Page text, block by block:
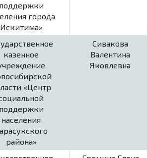
поддержки
города
Искитима»
казенное
«Центр
поддержки
населения
района»
Сивакова
Валентина
Яковлевна